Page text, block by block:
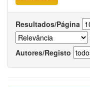
Resultados/Página
Autores/Registo